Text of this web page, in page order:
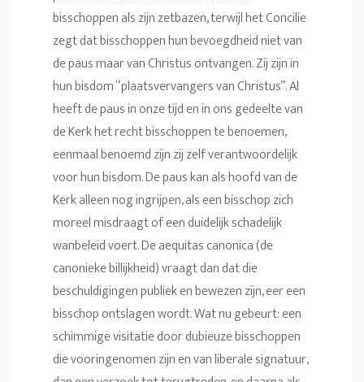
bisschoppen als zijn zetbazen, terwijl het Concilie
zegt dat bisschoppen hun bevoegdheid niet van
de paus maar van Christus ontvangen. Zij zijn in
hun bisdom “plaatsvervangers van Christus”. Al
heeft de paus in onze tijd en in ons gedeelte van
de Kerk het recht bisschoppen te benoemen,
eenmaal benoemd zijn zij zelf verantwoordelijk
voor hun bisdom. De paus kan als hoofd van de
Kerk alleen nog ingrijpen, als een bisschop zich
moreel misdraagt of een duidelijk schadelijk
wanbeleid voert. De aequitas canonica (de
canonieke billijkheid) vraagt dan dat die
beschuldigingen publiek en bewezen zijn, eer een
bisschop ontslagen wordt. Wat nu gebeurt: een
schimmige visitatie door dubieuze bisschoppen
die vooringenomen zijn en van liberale signatuur,